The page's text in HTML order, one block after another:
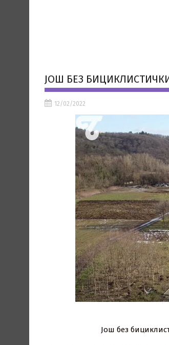
ЈОШ БЕЗ
12/02/2022
Још без